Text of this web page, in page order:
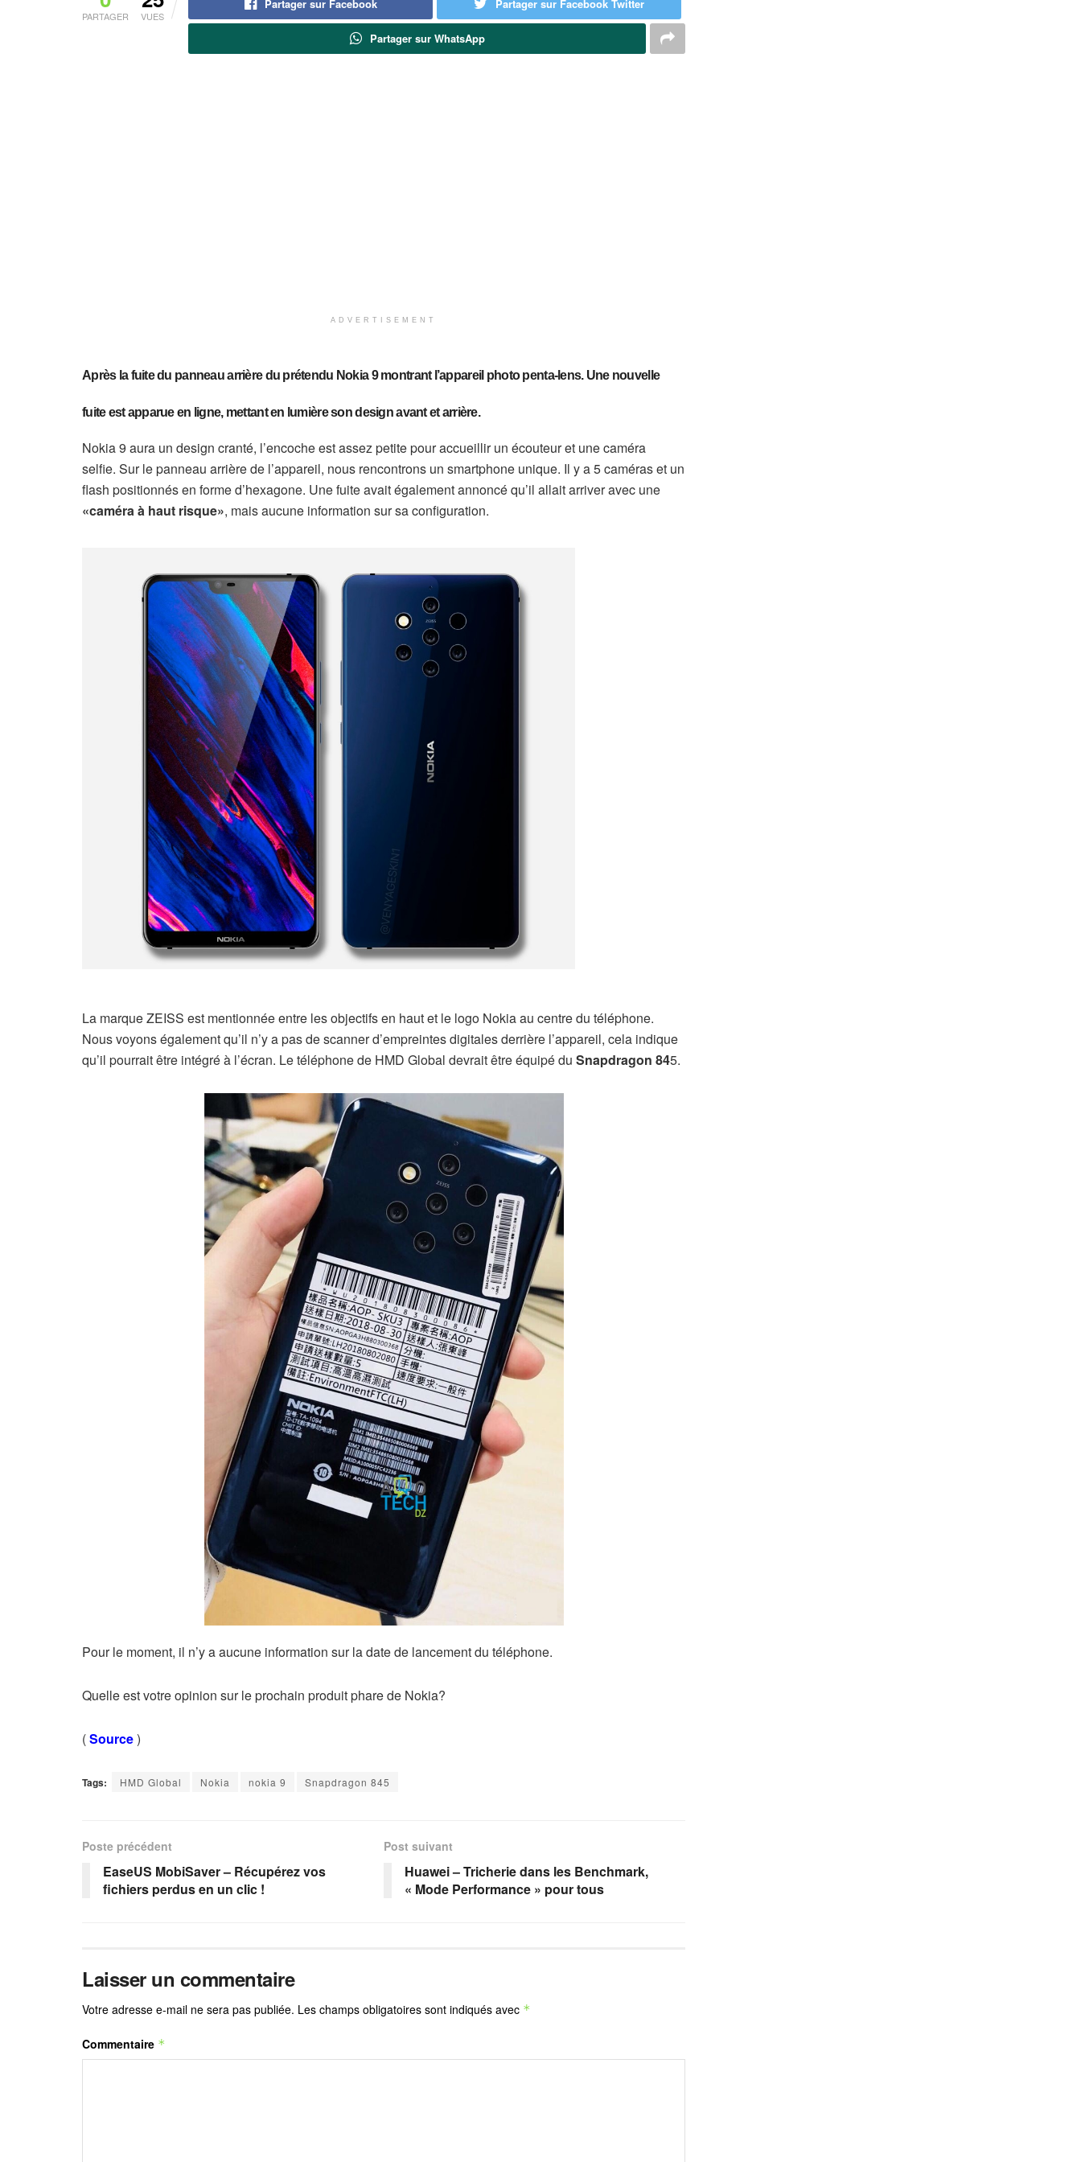
PARTAGER VUES
Partager sur Facebook Partager sur Facebook Twitter
Partager sur WhatsApp
ADVERTISEMENT
Après la fuite du panneau arrièredu prétendu Nokia 9montrant l’appareil photo penta-lens. Une nouvelle
fuite est apparue en ligne, mettant en lumière son design avant et arrière.
Nokia 9 aura un design cranté, l’encoche est assez petite pour accueillir un écouteur et une caméra
selfie. Sur le panneau arrière de l’appareil, nous rencontrons un smartphone unique. Il y a 5 caméras et un
flash positionnés en forme d’hexagone. Une fuite avait également annoncé qu’il allait arriver avec une
«caméra à haut risque», mais aucune information sur sa configuration.
La marque ZEISS est mentionnée entre les objectifs en haut et le logo Nokia au centre du téléphone.
Nous voyons également qu’il n’y a pas de scanner d’empreintes digitales derrière l’appareil, cela indique
qu’il pourrait être intégré à l’écran. Le téléphone de HMD Global devrait être équipé du Snapdragon 845.
Pour le moment, il n’y a aucune information sur la date de lancement du téléphone.
Quelle est votre opinion sur le prochain produit phare de Nokia?
(Source)
Tags: HMD Global Nokia nokia 9 Snapdragon 845
Poste précédent
EaseUS MobiSaver – Récupérez vos
fichiers perdus en un clic !
Post suivant
Huawei – Tricherie dans les Benchmark,
« Mode Performance » pour tous
Laisser un commentaire
Votre adresse e-mail ne sera pas publiée. Les champs obligatoires sont indiqués avec *
Commentaire *